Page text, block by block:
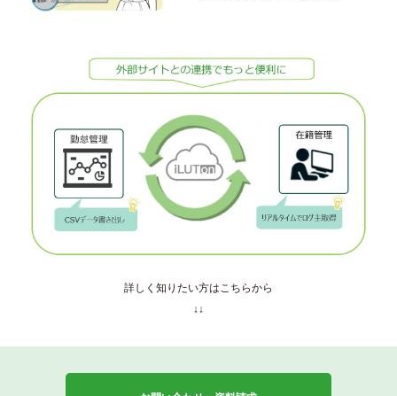
詳しく知りたい方はこちらから
↓↓